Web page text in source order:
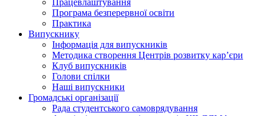
Програма безперервної освіти
Практика
Випускнику
Інформація для випускників
Методика створення Центрів розвитку кар’єри
Клуб випускників
Голови спілки
Наші випускники
Громадські організації
Рада студентського самоврядування